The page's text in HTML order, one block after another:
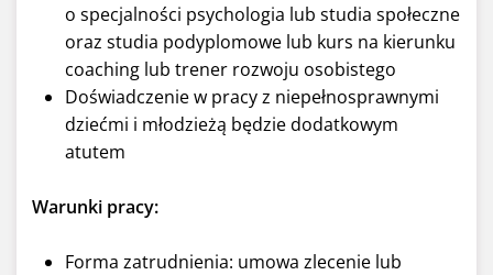
o specjalności psychologia lub studia społeczne
oraz studia podyplomowe lub kurs na kierunku
coaching lub trener rozwoju osobistego
Doświadczenie w pracy z niepełnosprawnymi
dziećmi i młodzieżą będzie dodatkowym
atutem
Warunki pracy:
Forma zatrudnienia: umowa zlecenie lub